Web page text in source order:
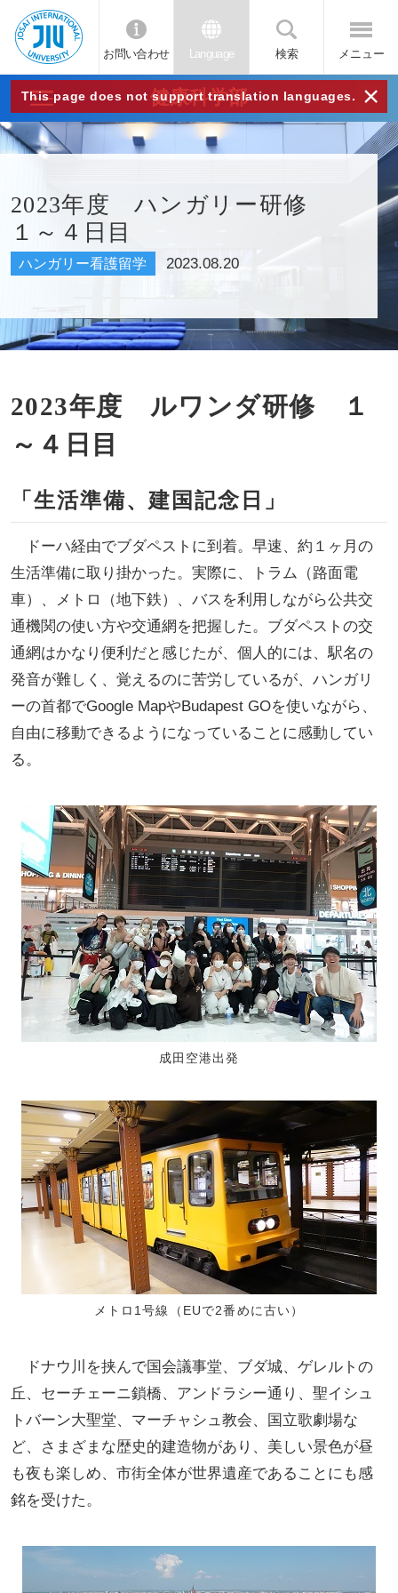
JIU
城西
国際
大学
お問い合わせ Language 検索 メニュー
This page does not support translation languages. ×
健康科学部
2023年度 ハンガリー研修
１～４日目
ハンガリー看護留学 2023.08.20
2023年度 ルワンダ研修 １
～４日目
「生活準備、建国記念日」
ドーハ経由でブダペストに到着。早速、約１ヶ月の
生活準備に取り掛かった。実際に、トラム（路面電
車）、メトロ（地下鉄）、バスを利用しながら公共交
通機関の使い方や交通網を把握した。ブダペストの交
通網はかなり便利だと感じたが、個人的には、駅名の
発音が難しく、覚えるのに苦労しているが、ハンガリ
ーの首都でGoogle MapやBudapest GOを使いながら、
自由に移動できるようになっていることに感動してい
る。
成田空港出発
メトロ1号線（EUで2番めに古い）
ドナウ川を挟んで国会議事堂、ブダ城、ゲレルトの
丘、セーチェーニ鎖橋、アンドラシー通り、聖イシュ
トバーン大聖堂、マーチャシュ教会、国立歌劇場な
ど、さまざまな歴史的建造物があり、美しい景色が昼
も夜も楽しめ、市街全体が世界遺産であることにも感
銘を受けた。